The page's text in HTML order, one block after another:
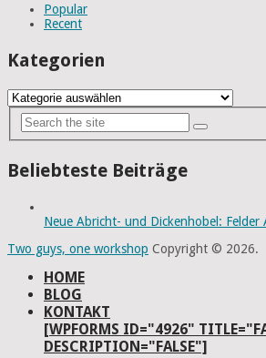
Popular
Recent
Kategorien
Kategorien
Beliebteste Beiträge
Neue Abricht- und Dickenhobel: Felder
Two guys, one workshop Copyright © 2026.
HOME
BLOG
KONTAKT
[WPFORMS ID="4926"
DESCRIPTION="FALSE"]